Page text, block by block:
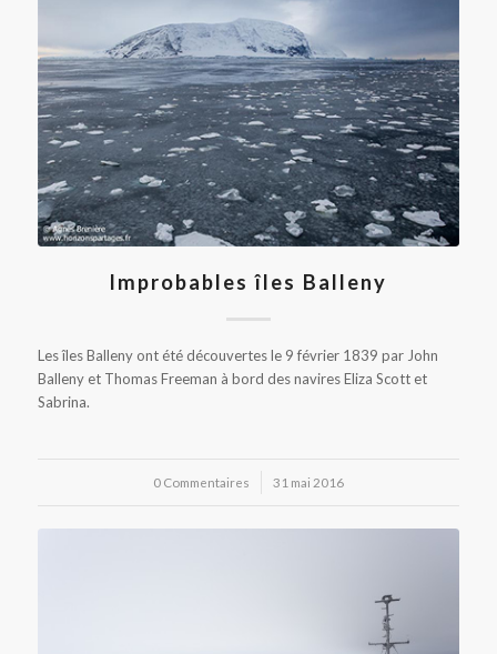
Improbables îles Balleny
Les îles Balleny ont été découvertes le 9 février 1839 par John
Balleny et Thomas Freeman à bord des navires Eliza Scott et
Sabrina.
0 Commentaires
/ 31 mai 2016